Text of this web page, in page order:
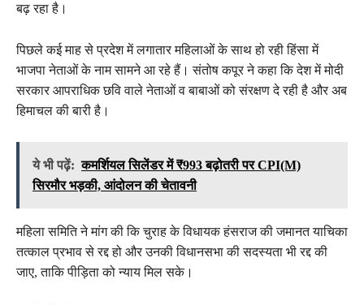
बढ़ रहा है।
पिछले कई माह से प्रदेश में लगातार महिलाओं के साथ हो रही हिंसा में
भाजपा नेताओं के नाम सामने आ रहे हैं। संतोष कपूर ने कहा कि देश में मोदी
सरकार आपराधिक छवि वाले नेताओं व बाबाओं को संरक्षण दे रही है और अब
हिमाचल की बारी है।
ये भी पढ़ें: कमर्शियल सिलेंडर में ₹993 बढ़ोतरी पर CPI(M)
सिरमौर भड़की, आंदोलन की चेतावनी
महिला समिति ने मांग की कि चुराह के विधायक हंसराज की जमानत याचिका
तत्काल प्रभाव से रद्द हो और उनकी विधानसभा की सदस्यता भी रद्द की
जाए, ताकि पीड़िता को न्याय मिल सके।